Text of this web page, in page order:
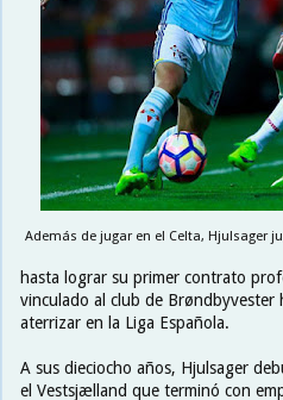
Además de jugar en el Celta, Hjulsager
hasta lograr su primer contrato
vinculado al club de
aterrizar en la Liga Española.
A sus dieciocho años, Hjulsager
el Vestsjælland que terminó con